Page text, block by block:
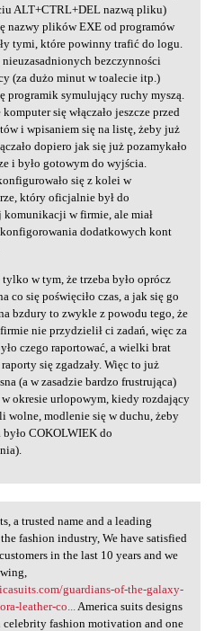
ALT+CTRL+DEL nazwą pliku)
nazwy plików EXE od programów
tymi, które powinny trafić do logu.
bezczynności
(za dużo minut w toalecie itp.)
programik symulujący ruchy myszą.
się włączało jeszcze przed
i wpisaniem się na listę, żeby już
dopiero jak się już pozamykało
i było gotowym do wyjścia.
się z kolei w
który oficjalnie był do
komunikacji w firmie, ale miał
dodatkowych kont
tylko w tym, że trzeba było oprócz
co się poświęciło czas, a jak się go
bzdury to zwykle z powodu tego, że
nie przydzielił ci zadań, więc za
czego raportować, a wielki brat
się zgadzały. Więc to już
(a w zasadzie bardzo frustrująca)
okresie urlopowym, kiedy rozdający
wolne, modlenie się w duchu, żeby
było COKOLWIEK do
a trusted name
a trusted name and a leading
fashion industry, We have satisfied
in the last 10 years and we
guardians-of-the-galaxy-
leather-co...
America suits designs
celebrity fashion motivation and one